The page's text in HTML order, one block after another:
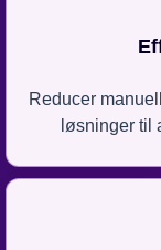
Reducer
løsninger til